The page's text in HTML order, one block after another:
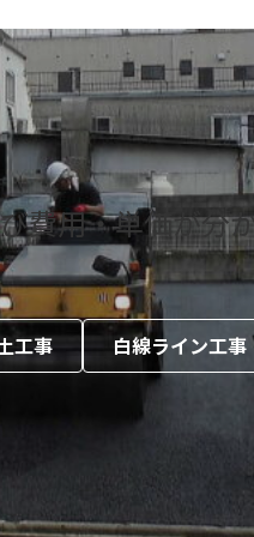
費用・単価が分
工事 白線ライン工事